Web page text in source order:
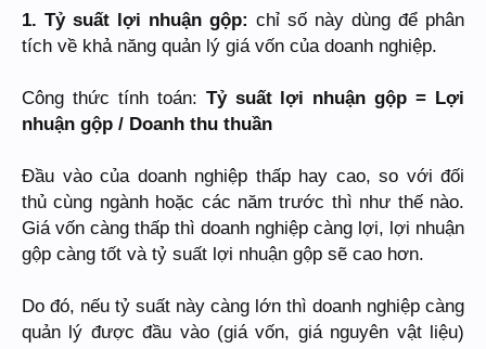
1. Tỷ suất lợi nhuận gộp: chỉ số này dùng để phân
tích về khả năng quản lý giá vốn của doanh nghiệp.
Công thức tính toán: Tỷ suất lợi nhuận gộp = Lợi
nhuận gộp / Doanh thu thuần
Đầu vào của doanh nghiệp thấp hay cao, so với đối
thủ cùng ngành hoặc các năm trước thì như thế nào.
Giá vốn càng thấp thì doanh nghiệp càng lợi, lợi nhuận
gộp càng tốt và tỷ suất lợi nhuận gộp sẽ cao hơn.
Do đó, nếu tỷ suất này càng lớn thì doanh nghiệp càng
quản lý được đầu vào (giá vốn, giá nguyên vật liệu)